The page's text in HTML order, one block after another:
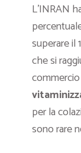
L’INRAN
superare il
che si
per la
sono rare